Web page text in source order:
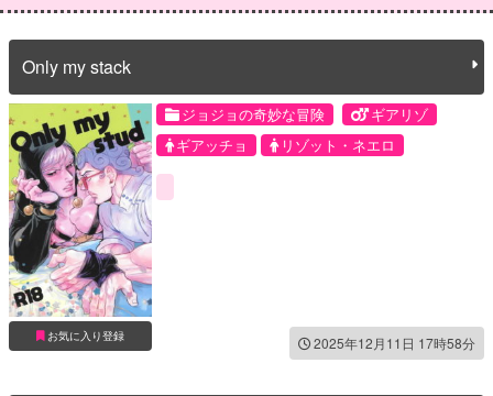
Only my stack
お気に入り登録
ジョジョの奇妙な冒険
ギアリゾ
ギアッチョ
リゾット・ネエロ
2025年12月11日 17時58分